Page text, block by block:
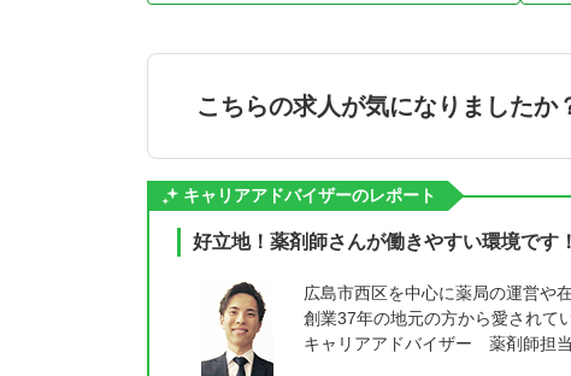
こちらの求人が気になりましたか
キャリアアドバイザーのレポート
好立地！薬剤師さんが働きやすい環境です！
広島市西区を中心に薬局の運営や
創業37年の地元の方から愛されて
キャリアアドバイザー 薬剤師担当